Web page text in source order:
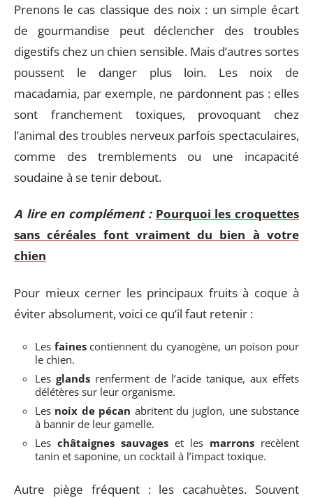
Prenons le cas classique des noix : un simple écart
de gourmandise peut déclencher des troubles
digestifs chez un chien sensible. Mais d’autres sortes
poussent le danger plus loin. Les noix de
macadamia, par exemple, ne pardonnent pas : elles
sont franchement toxiques, provoquant chez
l’animal des troubles nerveux parfois spectaculaires,
comme des tremblements ou une incapacité
soudaine à se tenir debout.
A lire en complément : Pourquoi les croquettes
sans céréales font vraiment du bien à votre
chien
Pour mieux cerner les principaux fruits à coque à
éviter absolument, voici ce qu’il faut retenir :
Les fainescontiennent du cyanogène, un poison pour
le chien.
Les glands renferment de l’acide tanique, aux effets
délétères sur leur organisme.
Les noix de pécan abritent du juglon, une substance
à bannir de leur gamelle.
Les châtaignes sauvages et les marrons recèlent
tanin et saponine, un cocktail à l’impact toxique.
Autre piège fréquent : les cacahuètes. Souvent